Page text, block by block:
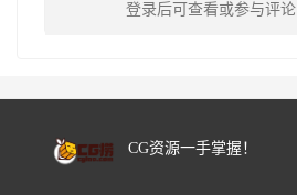
登录后可查看或参与评论
CG资源一手掌握！